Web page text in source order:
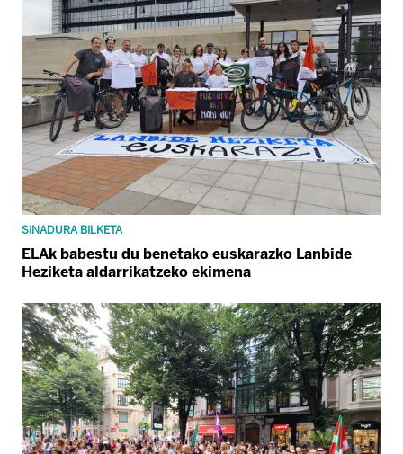
SINADURA BILKETA
ELAk babestu du benetako euskarazko Lanbide
Heziketa aldarrikatzeko ekimena